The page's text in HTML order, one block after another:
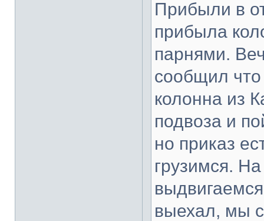
Прибыли в
прибыла
парнями.
сообщил что
колонна из
подвоза и
но приказ
грузимся.
выехал, мы